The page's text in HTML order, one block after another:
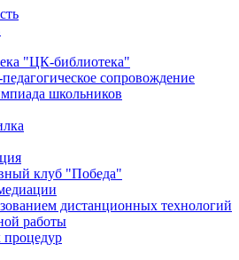
"ЦК-библиотека"
сопровождение
школьников
клуб "Победа"
дистанционных технологий
работы